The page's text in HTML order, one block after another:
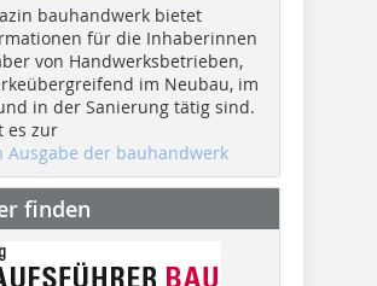
bauhandwerk bietet
für die Inhaberinnen
von Handwerksbetrieben,
im Neubau, im
in der Sanierung tätig sind.
es zur
Ausgabe der bauhandwerk
finden